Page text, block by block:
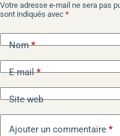
Votre adresse e-mail ne sera pas
sont indiqués avec *
Nom*
E-mail*
Site web
Ajouter un commentaire *
A
l
n
a
t
i